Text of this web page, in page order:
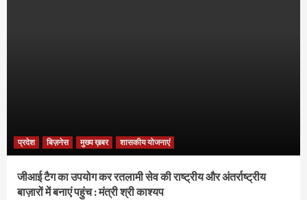
प्रदेश बिज़नेस मुख्य ख़बर शासकीय योजनाएं
जीआई टैग का उपयोग कर रतलामी सेव की राष्ट्रीय और अंतर्राष्ट्रीय
बाज़ारों में बनाएं पहुंच : मंत्री श्री काश्यप